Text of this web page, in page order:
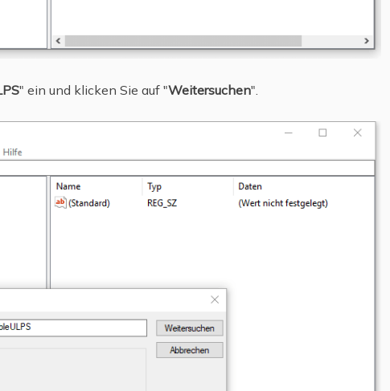
" ein und klicken Sie auf "Weitersuchen".